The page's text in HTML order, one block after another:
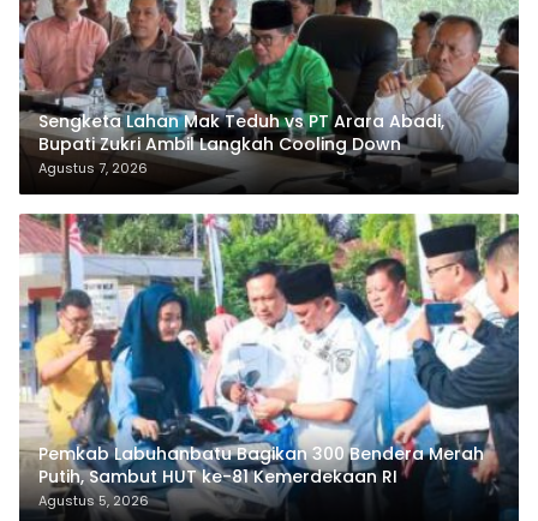
Sengketa Lahan Mak Teduh vs PT Arara Abadi,
Bupati Zukri Ambil Langkah Cooling Down
Agustus 7, 2026
Pemkab Labuhanbatu Bagikan 300 Bendera Merah
Putih, Sambut HUT ke-81 Kemerdekaan RI
Agustus 5, 2026